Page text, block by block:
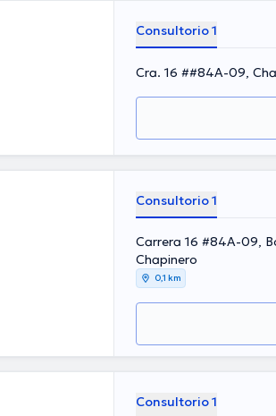
Consultorio 1
Cra. 16 ##84A-09,
Consultorio 1
Carrera 16 #84A-09,
Chapinero
0,1 km
Consultorio 1